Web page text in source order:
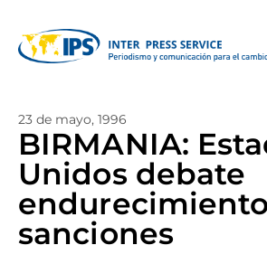
23 de mayo, 1996
BIRMANIA:
Unidos debate
sanciones